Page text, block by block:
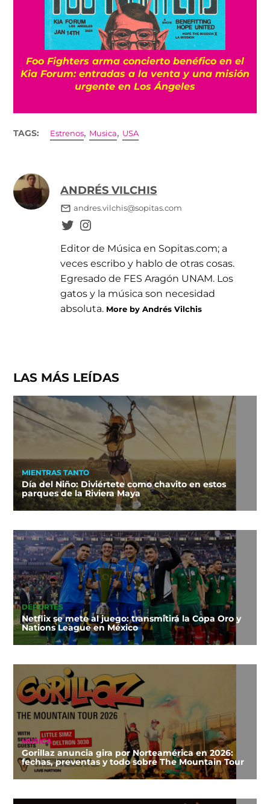
Foo Fighters arma concierto benéfico en el
Kia Forum: entradas a la venta y una misión
urgente en Los Ángeles
TAGS: Estrenos, Musica, USA
ANDRÉS VILCHIS
andres.vilchis@sopitas.com
Editor de Música en Sopitas.com; a
veces escribo y hablo de otras cosas.
Egresado de FES Aragón UNAM. Los
gatos y la música son necesidad
absoluta. More by Andrés Vilchis
LAS MÁS LEÍDAS
MIENTRAS TANTO
Día del Niño: Diviértete como chavito en estos
parques de la Riviera Maya
DEPORTES
Netflix se mete al juego: transmitirá la Copa Oro y
Nations League en México
MÚSICA
Gorillaz anuncia gira por Norteamérica en 2026:
fechas, preventas y todo sobre The Mountain Tour